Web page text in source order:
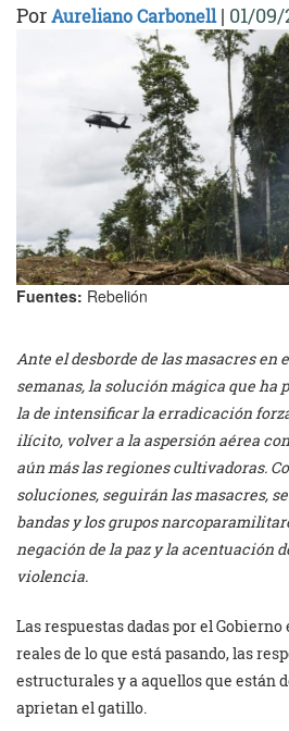
PorAureliano Carbonell| 01/
Fuentes: Rebelión
Ante el desborde de las masacres en
semanas, la solución mágica que ha
la de intensificar la erradicación
ilícito, volver a la aspersión aérea
aún más las regiones cultivadoras.
soluciones, seguirán las masacres,
bandas y los grupos
negación de la paz y la acentuación
violencia.
Las respuestas dadas por el
reales de lo que está pasando, las
estructurales y a aquellos que están
aprietan el gatillo.